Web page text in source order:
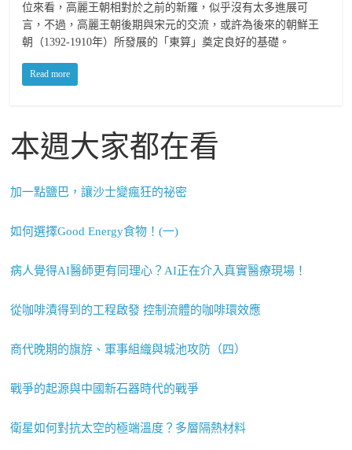
位來看，高麗王朝相對於之前的新羅，似乎沒有太多進展可
言，不過，高麗王朝後期與宋元的交流，或許為後來的朝鮮王
朝（1392-1910年）所發展的「東算」奠定良好的基礎。
Read more
本週大家都在看
加一點鹽巴，讓沙士變瘋狂的祕密
如何選擇Good Energy食物！(一)
病人覺得AI醫師更有同理心？AI正在介入真實醫療現場！
從咖啡漬得到的工程啟發 控制流體的咖啡環效應
商代晚期的旗斿、軍事組織與城池攻防（四）
戰爭的起源與中國新石器時代的戰爭
衛星如何對抗太空的極端溫度？多層隔熱材料